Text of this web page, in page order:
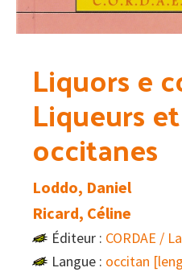
Liquors e
Liqueurs
occitanes
Loddo, Daniel
Ricard, Céline
Éditeur : CORDAE /
Langue : occitan